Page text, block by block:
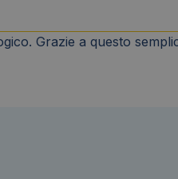
Grazie a questo